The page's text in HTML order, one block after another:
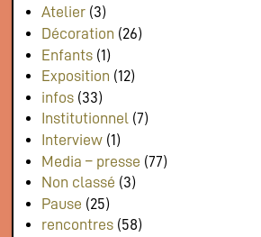
Atelier(3)
Décoration (26)
Enfants(1)
Exposition (12)
infos(33)
Institutionnel (7)
Interview(1)
Media – presse (77)
Non classé (3)
Pause (25)
rencontres(58)